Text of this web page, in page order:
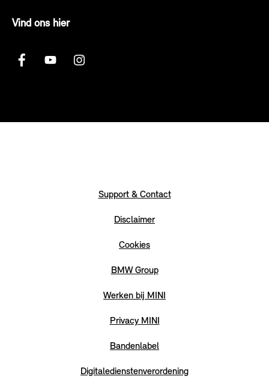
Vind ons hier
Support & Contact
Disclaimer
Cookies
BMW Group
Werken bij MINI
Privacy MINI
Bandenlabel
Digitaledienstenverordening